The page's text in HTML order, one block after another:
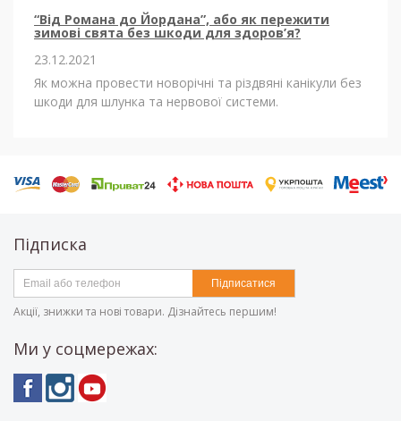
“Від Романа до Йордана”, або як пережити
зимові свята без шкоди для здоров’я?
23.12.2021
Як можна провести новорічні та різдвяні канікули без
шкоди для шлунка та нервової системи.
Підписка
Підписатися
Акції, знижки та нові товари. Дізнайтесь першим!
Ми у соцмережах: